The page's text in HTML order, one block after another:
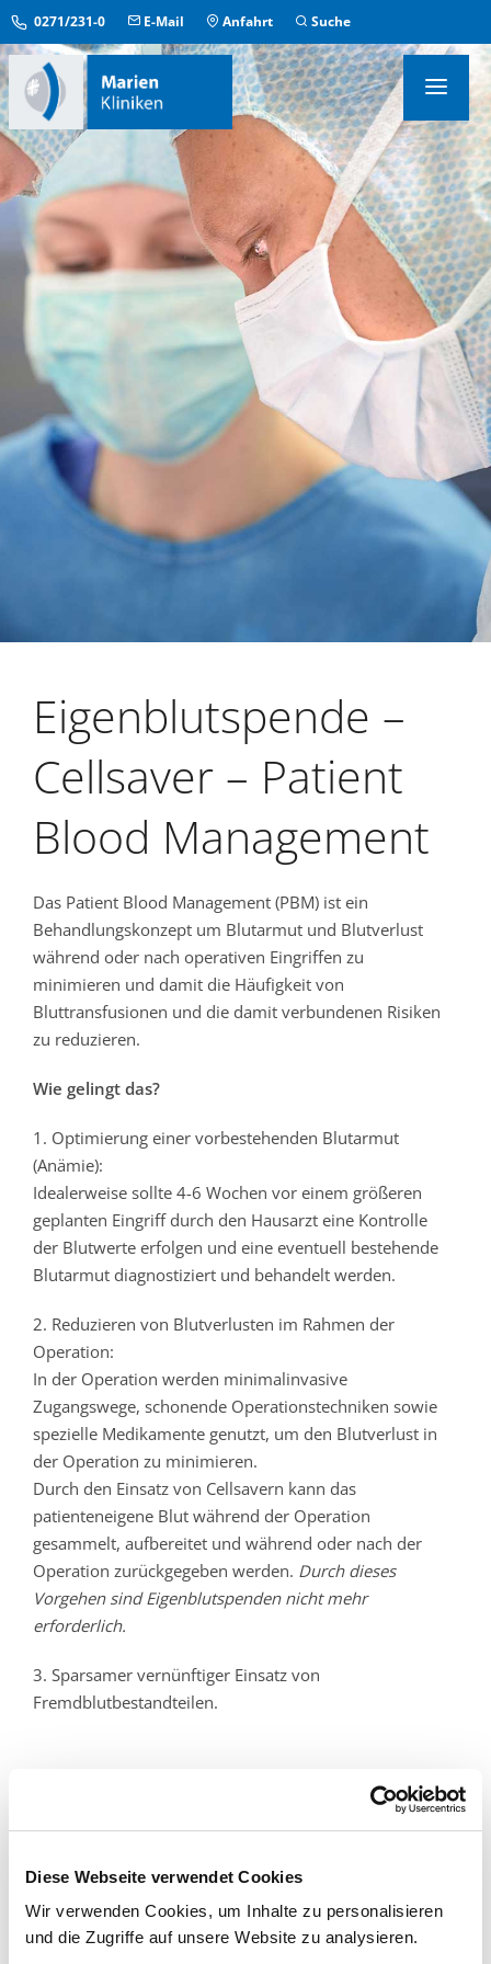
Diese Webseite verwendet Cookies
Wir verwenden Cookies, um Inhalte zu personalisieren
und die Zugriffe auf unsere Website zu analysieren.
0271/231-0 E-Mail Anfahrt Suche
KLINIKEN & INSTITUTE
MEDIZINISCHE ZENTREN
ÜBERGREIFENDE EINRICHTUNGEN
PFLEGE & AUFENTHALT
KONTAKT & SERVICE
IM NOTFALL
Eigenblutspende –
Cellsaver – Patient
Blood Management
Das Patient Blood Management (PBM) ist ein
Behandlungskonzept um Blutarmut und Blutverlust
während oder nach operativen Eingriffen zu
minimieren und damit die Häufigkeit von
Bluttransfusionen und die damit verbundenen Risiken
zu reduzieren.
Wie gelingt das?
1. Optimierung einer vorbestehenden Blutarmut
(Anämie):
Idealerweise sollte 4-6 Wochen vor einem größeren
geplanten Eingriff durch den Hausarzt eine Kontrolle
der Blutwerte erfolgen und eine eventuell bestehende
Blutarmut diagnostiziert und behandelt werden.
2. Reduzieren von Blutverlusten im Rahmen der
Operation:
In der Operation werden minimalinvasive
Zugangswege, schonende Operationstechniken sowie
spezielle Medikamente genutzt, um den Blutverlust in
der Operation zu minimieren.
Durch den Einsatz von Cellsavern kann das
patienteneigene Blut während der Operation
gesammelt, aufbereitet und während oder nach der
Operation zurückgegeben werden. Durch dieses
Vorgehen sind Eigenblutspenden nicht mehr
erforderlich.
3. Sparsamer vernünftiger Einsatz von
Fremdblutbestandteilen.
Kliniken & Institute
Klinik für Orthopädie, Unfallchirurgie und
Sportverletzungen
Schwerpunkte